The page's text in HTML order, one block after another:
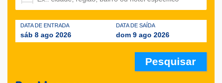
DATA DE ENTRADA
sáb 8 ago 2026
DATA DE SAÍDA
dom 9 ago 2026